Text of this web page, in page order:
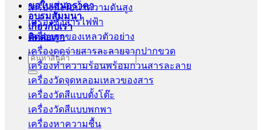
ขอใบเสนอราคา
อบรมสัมมนา
เกี่ยวกับเรา
ติดต่อเรา
Search
for:
เครื่องนึ่งไอน้ำความดันสูง
เครื่องชั่งสารไฟฟ้า
เครื่องดูดของเหลวตัวอย่าง
เครื่องดูดจ่ายสารละลายจากปากขวด
เครื่องทำความร้อนพร้อมกวนสารละลาย
เครื่องวัดจุดหลอมเหลวของสาร
เครื่องวัดสีแบบตั้งโต๊ะ
เครื่องวัดสีแบบพกพา
เครื่องหาความชื้น